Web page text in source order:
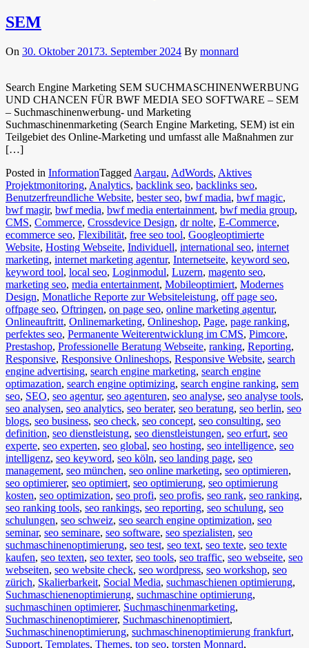
SEM
On 30. Oktober 20173. September 2024 By monnard
Search Engine Marketing SEM SUCHMASCHINENWERBUNG
UND CHANCEN FÜR BWF MEDIA SEO SOFTWARE – SEM
– Suchmaschinenwerbung- und Marketing
Suchmaschinenmarketing (Search Engine Marketing, SEM) ist ein
Teilgebiet des Online-Marketing und umfasst alle Maßnahmen zur
[…]
Posted in InformationTagged Aargau, AdWords, Aktives
Projektmonitoring, Analytics, backlink seo, backlinks seo,
Benutzerfreundliche Website, bester seo, bwf madia, bwf magic,
bwf magir, bwf media, bwf media entertainment, bwf media group,
CMS, Commerce, Crossdevice Design, dr nolte, E-Commerce,
ecommerce seo, Flexibilität, free seo tool, Googleoptimierte
Website, Hosting Webseite, Individuell, international seo, internet
marketing, internet marketing agentur, Internetseite, keyword seo,
keyword tool, local seo, Loginmodul, Luzern, magento seo,
marketing seo, media entertainment, Mobileoptimiert, Modernes
Design, Monatliche Reporte zur Websiteleistung, off page seo,
offpage seo, Oftringen, on page seo, online marketing agentur,
Onlineauftritt, Onlinemarketing, Onlineshop, Page, page ranking,
perfektes seo, Permanente Weiterentwicklung im CMS, Pimcore,
Prestashop, Professionelle Beratung Webseite, ranking, Reporting,
Responsive, Responsive Onlineshops, Responsive Website, search
engine advertising, search engine marketing, search engine
optimazation, search engine optimizing, search engine ranking, sem
seo, SEO, seo agentur, seo agenturen, seo analyse, seo analyse tools,
seo analysen, seo analytics, seo berater, seo beratung, seo berlin, seo
blogs, seo business, seo check, seo concept, seo consulting, seo
definition, seo dienstleistung, seo dienstleistungen, seo erfurt, seo
experte, seo experten, seo global, seo hosting, seo intelligence, seo
intelligenz, seo keyword, seo köln, seo landing page, seo
management, seo münchen, seo online marketing, seo optimieren,
seo optimierer, seo optimiert, seo optimierung, seo optimierung
kosten, seo optimization, seo profi, seo profis, seo rank, seo ranking,
seo ranking tools, seo rankings, seo reporting, seo schulung, seo
schulungen, seo schweiz, seo search engine optimization, seo
seminar, seo seminare, seo software, seo spezialisten, seo
suchmaschinenoptimierung, seo test, seo text, seo texte, seo texte
kaufen, seo texten, seo texter, seo tools, seo traffic, seo webseite, seo
webseiten, seo website check, seo wordpress, seo workshop, seo
zürich, Skalierbarkeit, Social Media, suchmaschienen optimierung,
Suchmaschienenoptimierung, suchmaschine optimierung,
suchmaschinen optimierer, Suchmaschinenmarketing,
Suchmaschinenoptimierer, Suchmaschinenoptimiert,
Suchmaschinenoptimierung, suchmaschinenoptimierung frankfurt,
Support, Templates, Themes, top seo, torsten Monnard,